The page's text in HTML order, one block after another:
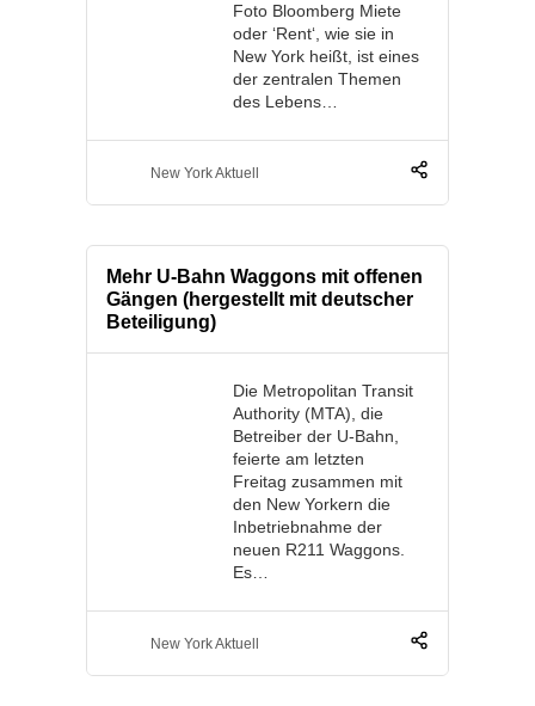
Foto Bloomberg Miete
oder ‘Rent‘, wie sie in
New York heißt, ist eines
der zentralen Themen
des Lebens…
New York Aktuell
Mehr U-Bahn Waggons mit offenen
Gängen (hergestellt mit deutscher
Beteiligung)
Die Metropolitan Transit
Authority (MTA), die
Betreiber der U-Bahn,
feierte am letzten
Freitag zusammen mit
den New Yorkern die
Inbetriebnahme der
neuen R211 Waggons.
Es…
New York Aktuell